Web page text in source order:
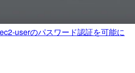
userのパスワード認証を可能に